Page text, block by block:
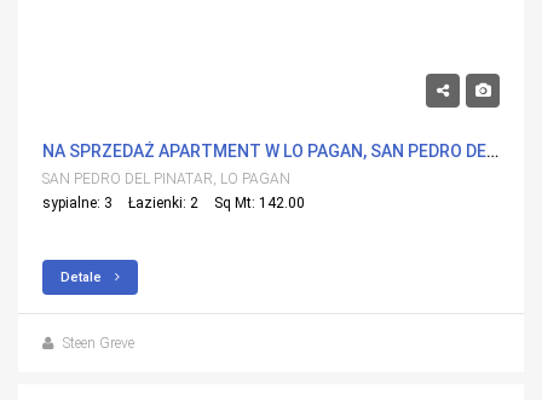
NA SPRZEDAŻ APARTMENT W LO PAGAN, SAN PEDRO DEL PINATAR Z BASENEM
SAN PEDRO DEL PINATAR, LO PAGAN
sypialne: 3
Łazienki: 2 Sq Mt: 142.00
Detale
Steen Greve